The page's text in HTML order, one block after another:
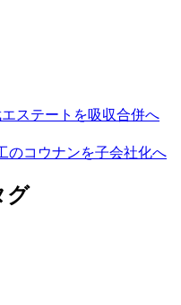
ステートを吸収合併へ
のコウナンを子会社化へ
グ